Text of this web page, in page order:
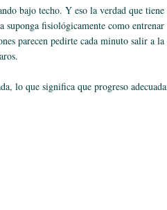
bajo techo. Y eso la verdad que tiene
fisiológicamente como
parecen pedirte cada minuto salir a
lo que significa que progreso